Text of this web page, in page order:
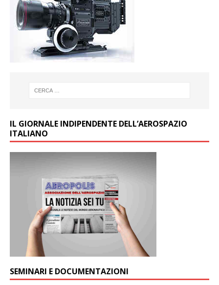
IL GIORNALE INDIPENDENTE DELL’AEROSPAZIO
ITALIANO
SEMINARI E DOCUMENTAZIONI